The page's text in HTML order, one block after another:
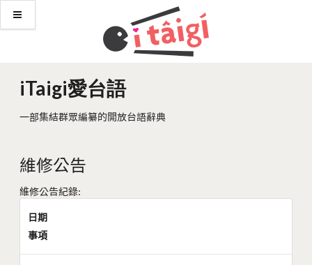
iTaigi愛台語
一部集結群眾編纂的開放台語辭典
維修公告
維修公告紀錄:
日期
事項